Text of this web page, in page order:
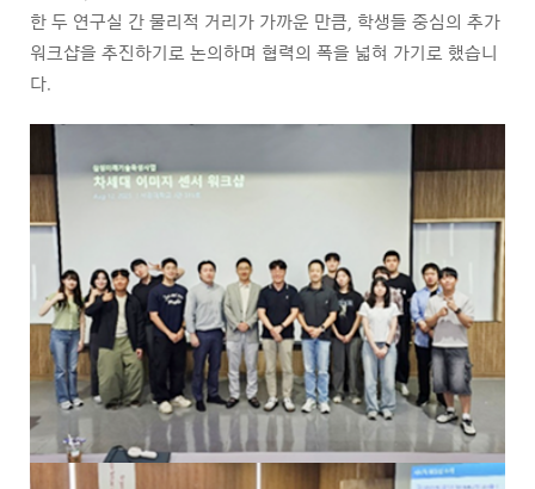
한 두 연구실 간 물리적 거리가 가까운 만큼, 학생들 중심의 추가
워크샵을 추진하기로 논의하며 협력의 폭을 넓혀 가기로 했습니
다.